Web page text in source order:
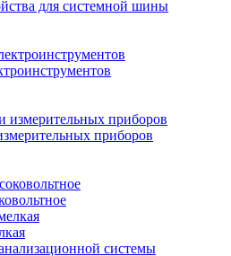
для системной шины
приборов